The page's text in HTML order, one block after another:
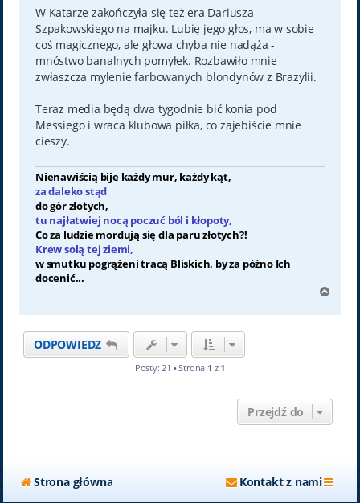
W Katarze zakończyła się też era Dariusza
Szpakowskiego na majku. Lubię jego głos, ma w sobie
coś magicznego, ale głowa chyba nie nadąża -
mnóstwo banalnych pomyłek. Rozbawiło mnie
zwłaszcza mylenie farbowanych blondynów z Brazylii.
Teraz media będą dwa tygodnie bić konia pod
Messiego i wraca klubowa piłka, co zajebiście mnie
cieszy.
Nienawiścią bije każdy mur, każdy kąt,
za daleko stąd
do gór złotych,
tu najłatwiej nocą poczuć ból i kłopoty,
Co za ludzie mordują się dla paru złotych?!
Krew solą tej ziemi,
w smutku pogrążeni tracą Bliskich, by za późno Ich
docenić...
g
ODPOWIEDZ
Posty: 21 • Strona 1 z 1
Przejdź do
Strona główna Kontakt z nami